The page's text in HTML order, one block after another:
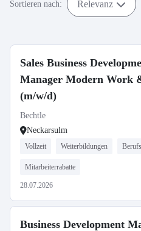
Sortieren nach: Relevanz
Sales Business
Manager Modern Work
(m/w/d)
Bechtle
Neckarsulm
Vollzeit Weiterbildungen
Mitarbeiterrabatte
28.07.2026
Business Development